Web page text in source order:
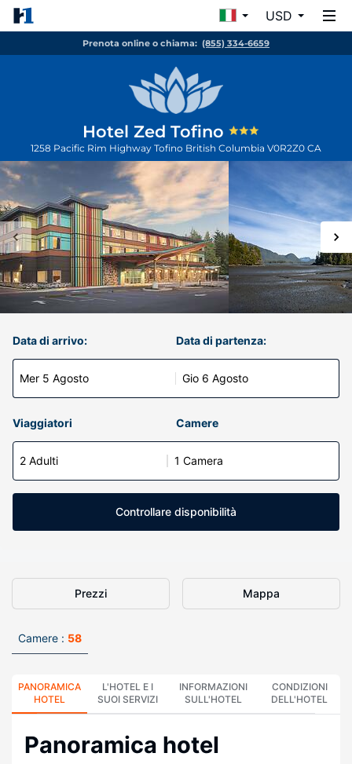
USD
Prenota online o chiama: (855) 334-6659
Hotel Zed Tofino
1258 Pacific Rim Highway Tofino British Columbia V0R2Z0 CA
Data di arrivo:
Mer 5 Agosto
Data di partenza:
Gio 6 Agosto
Viaggiatori Camere
2 Adulti 1 Camera
Controllare disponibilità
Prezzi Mappa
Camere : 58
PANORAMICA
HOTEL
L'HOTEL E I
SUOI SERVIZI
INFORMAZIONI
SULL'HOTEL
CONDIZIONI
DELL'HOTEL
Panoramica hotel